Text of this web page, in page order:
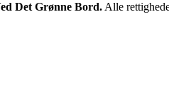
Det Grønne Bord. Alle